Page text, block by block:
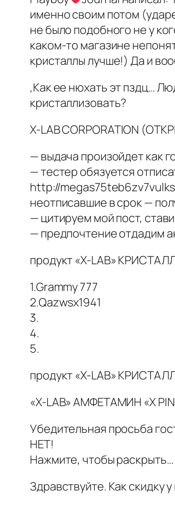
именно своим потом
не было подобного не у
каком-то магазине
кристаллы лучше!) Да и
,Как ее нюхать эт пздц…
кристаллизовать?
X-LAB CORPORATION
— выдача произойдет как
— тестер обязуется
http://
неотписавшие в срок —
— цитируем мой пост,
— предпочтение отдадим
продукт «X-LAB»
1.Grammy 777
2.Qazwsx1941
3.
4.
5.
продукт «X-LAB»
«X-LAB» АМФЕТАМИН «X
Убедительная просьба
НЕТ!
Нажмите, чтобы раскрыть…
Здравствуйте. Как скидку